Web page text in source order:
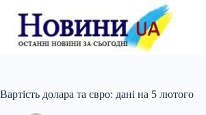
вмісту
Вартість долара та євро: дані на 5 лютого